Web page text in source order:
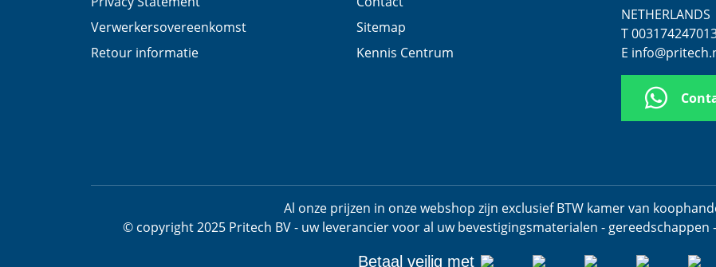
Verwerkersovereenkomst
Retour informatie
Sitemap
Kennis Centrum
NETHERLANDS
T
E
Al onze prijzen in onze webshop zijn exclusief BTW kamer van
© copyright 2025 Pritech BV - uw leverancier voor al uw bevestigingsmaterialen -
Betaal veilig met